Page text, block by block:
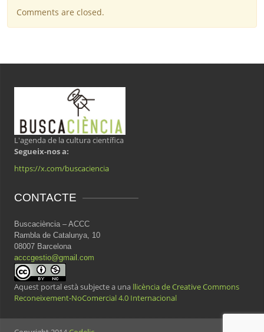
Comments are closed.
L'agenda de la cultura científica
Segueix-nos a:
https://x.com/buscaciencia
CONTACTE
Buscaciència – ACCC
Rambla de Catalunya, 10
08007 Barcelona
acccgestio@gmail.com
Aquest portal està subjecte a una llicència de Creative Commons
Reconeixement-NoComercial 4.0 Internacional